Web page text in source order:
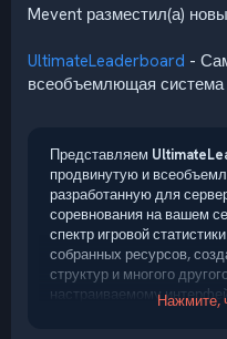
Mevent разместил(а)
UltimateLeaderboard -
всеобъемлющая система
Представляем
продвинутую и
разработанную для
соревнования на вашем
спектр игровой
собранных ресурсов,
структур и многого
настраиваемому
популярными плагинами,
Нажмите,